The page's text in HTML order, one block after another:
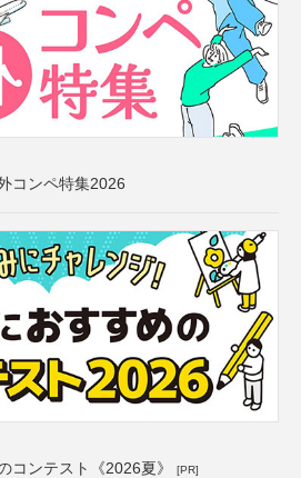
コンペ特集2026
コンテスト《2026夏》 [PR]